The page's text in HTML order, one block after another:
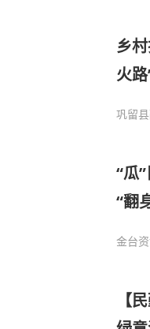
乡
火
巩留
“瓜
“翻
金台
【